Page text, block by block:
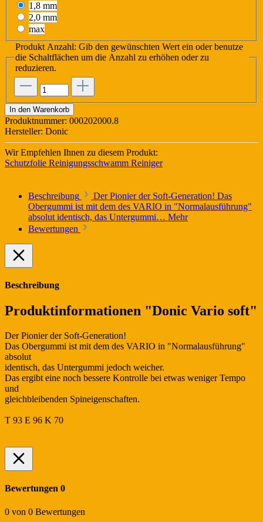
1,8 mm
2,0 mm
max
Produkt Anzahl: Gib den gewünschten Wert ein oder benutze
die Schaltflächen um die Anzahl zu erhöhen oder zu
reduzieren.
In den Warenkorb
Produktnummer: 000202000.8
Hersteller: Donic
Wir Empfehlen Ihnen zu diesem Produkt:
Schutzfolie Reinigungsschwamm Reiniger
Beschreibung
Der Pionier der Soft-Generation! Das
Obergummi ist mit dem des VARIO in "Normalausführung"
absolut identisch, das Untergummi… Mehr
Bewertungen
Beschreibung
Produktinformationen "Donic Vario soft"
Der Pionier der Soft-Generation!
Das Obergummi ist mit dem des VARIO in "Normalausführung"
absolut
identisch, das Untergummi jedoch weicher.
Das ergibt eine noch bessere Kontrolle bei etwas weniger Tempo
und
gleichbleibenden Spineigenschaften.
T 93 E 96 K 70
Bewertungen 0
0 von 0 Bewertungen